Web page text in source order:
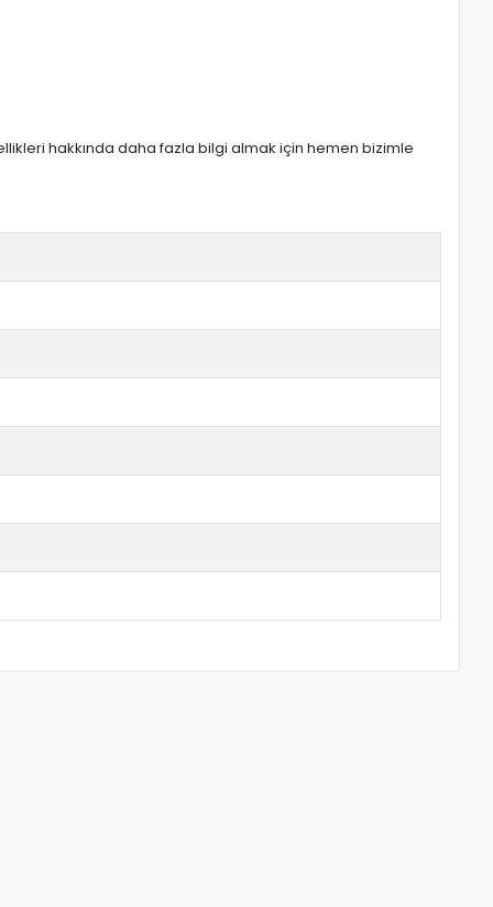
hakkında daha fazla bilgi almak için hemen bizimle